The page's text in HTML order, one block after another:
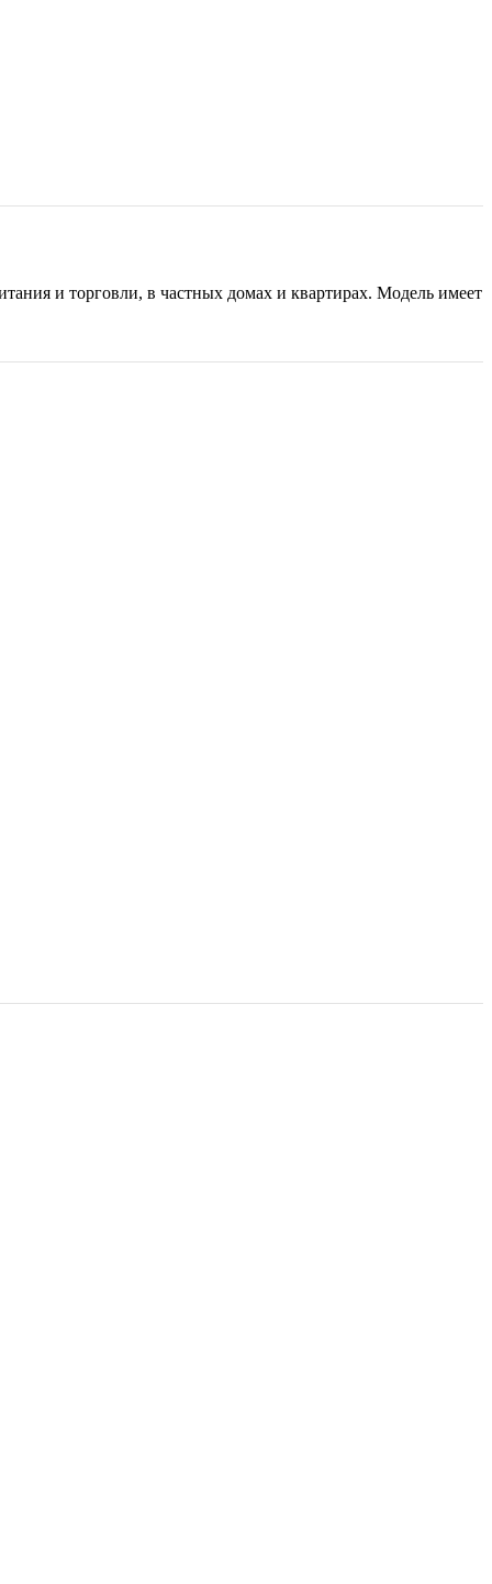
и торговли, в частных домах и квартирах. Модель имеет